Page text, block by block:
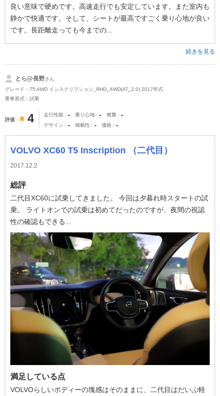
良い意味で硬めです。高速走行でも安定しています。また室内も
静かで快適です。そして、シートが最高ですごく乗り心地が良い
です。長距離走っても今までの...
続きを見る
とら@長野さん
グレード：T5 AWD インスクリプション_RHD_AWD(AT_2.0) 2017年式
乗車形式：試乗
評価 4 走行性能 - 乗り心地 - 燃費 -
デザイン - 積載性 - 価格 -
VOLVO XC60 T5 Inscription （二代目）
2017.12.2
総評
二代目XC60に試乗してきました。 今回は夕暮れ時スタートの試
乗。 ライトオンでの試乗は初めてだったのですが、夜間の視認
性の確認もできる...
満足している点
VOLVOらしいボディーの塊感はそのままに、二代目はだいぶ軽